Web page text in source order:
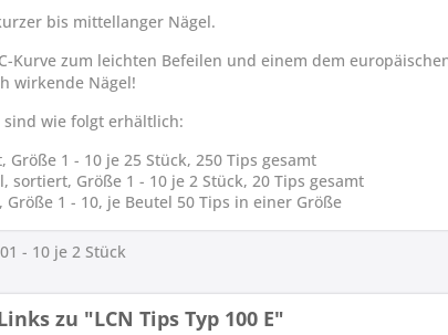
bis mittellanger Nägel.
Kurve zum leichten Befeilen und einem dem
wirkende Nägel!
sind wie folgt erhältlich:
Größe 1 - 10 je 25 Stück, 250 Tips gesamt
sortiert, Größe 1 - 10 je 2 Stück, 20 Tips gesamt
1 - 10, je Beutel 50 Tips in einer Größe
- 10 je 2 Stück
zu "LCN Tips Typ 100 E"